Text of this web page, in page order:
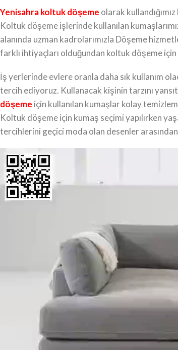
Yenisahra koltuk döşeme olarak
Koltuk döşeme işlerinde kullanılan
alanında uzman kadrolarımızla Döşeme
farklı ihtiyaçları olduğundan koltuk döşeme
İş yerlerinde evlere oranla daha sık kullanım
tercih ediyoruz. Kullanacak kişinin tarzını
döşeme için kullanılan kumaşlar kolay
Koltuk döşeme için kumaş seçimi yapılırken
tercihlerini geçici moda olan desenler
Video
oynatıcı